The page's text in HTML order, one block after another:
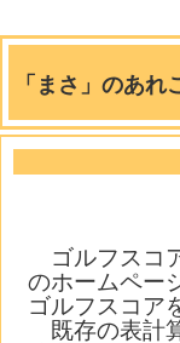
「まさ」のあ
ゴルフスコ
のホームペー
ゴルフスコア
既存の表計